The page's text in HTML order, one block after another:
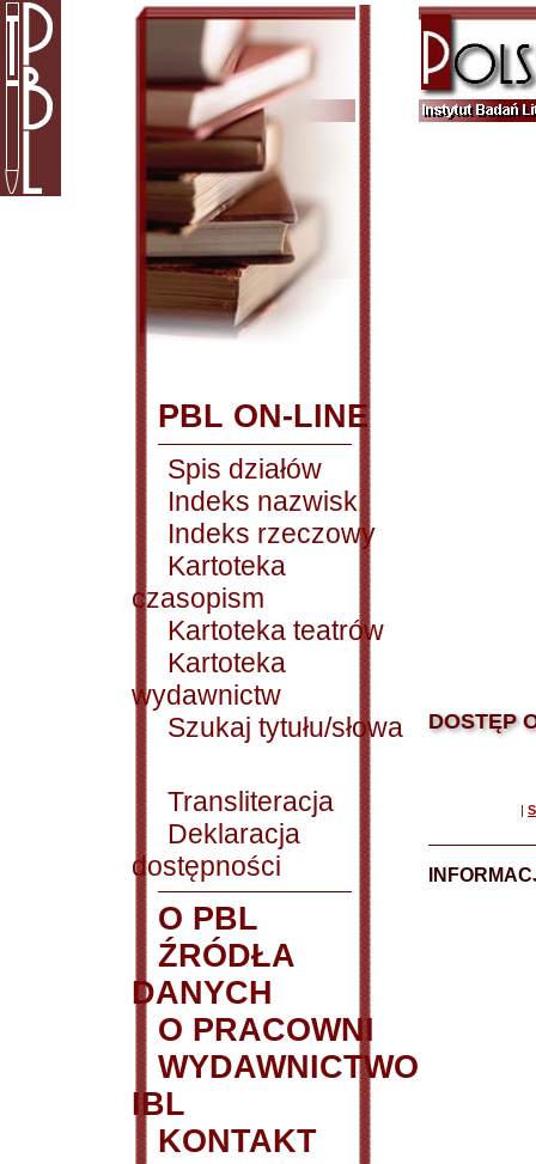
PBL ON-LINE
Spis działów
Indeks nazwisk
Indeks rzeczowy
Kartoteka
czasopism
Kartoteka teatrów
Kartoteka
wydawnictw
Szukaj tytułu/słowa
Transliteracja
Deklaracja
dostępności
O PBL
ŹRÓDŁA
DANYCH
O PRACOWNI
WYDAWNICTWO
IBL
KONTAKT
DOSTĘP
|